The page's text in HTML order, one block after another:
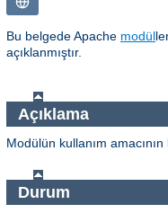
Bu belgede Apache modül
açıklanmıştır.
Açıklama
Modülün kullanım amacının
Durum